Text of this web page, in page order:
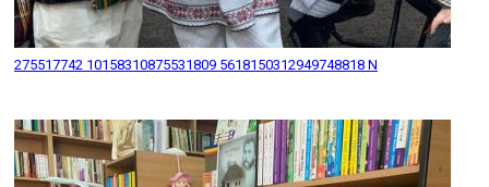
275517742 10158310875531809 5618150312949748818 N